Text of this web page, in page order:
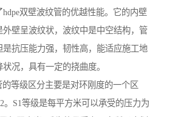
双壁波纹管的优越性能。它的内壁
外壁呈波纹状，波纹中是中空结构，管
是抗压能力强，韧性高，能适应施工地
况，具有一定的挠曲度。
的等级区分主要是对环刚度的一个区
。S1等级是每平方米可以承受的压力为